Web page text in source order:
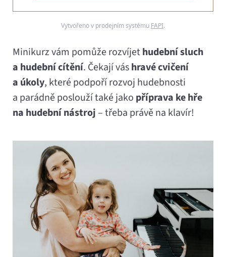
Vytvořeno v prodejním systému FAPI.
Minikurz vám pomůže rozvíjethudební sluch
a hudební cítění. Čekají váshravé cvičení
a úkoly, které podpoří rozvoj hudebnosti
a parádně poslouží také jako příprava ke hře
na hudební nástroj – třeba právě na klavír!